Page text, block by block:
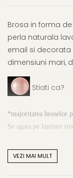
Brosa in forma
perla naturala
email si decorata
dimensiuni mari,
Stiati ca?
*majoritatea broselor
Se agata pe lantisor
bijuteriilor sunt
VEZI MAI MULT